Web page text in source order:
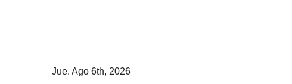
Jue. Ago 6th, 2026